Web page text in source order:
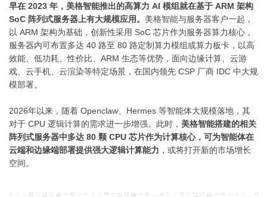
早在 2023 年，美格智能推出的高算力 AI 模组就在基于 ARM 架构
SoC 阵列式服务器上有大规模应用。 美格智能与服务器客户一起，
以 ARM 架构为基础，创新性采用 SoC 芯片作为服务器算力核心，
服务器内可布置多达 40 路至 80 路定制算力模组或算力板卡，以高
效能、低功耗、性价比、ARM 生态等优势，面向边缘计算、云游
戏、云手机、云渲染等特定场景，在国内领先 CSP 厂商 IDC 中大规
模部署。
2026年以来，随着 Openclaw、 Hermes 等智能体大规模落地，其
对于 CPU 逻辑计算的需求进一步增强。 此时， 美格智能搭建的相关
阵列式服务器中多达 80 颗 CPU 芯片作为计算核心，可为智能体在
云端和边缘端部署提供强大逻辑计算能力 ，或将打开新的市场增长
空间。